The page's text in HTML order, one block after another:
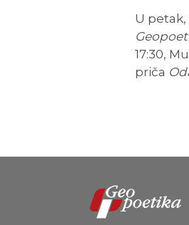
U
17:30,
priča